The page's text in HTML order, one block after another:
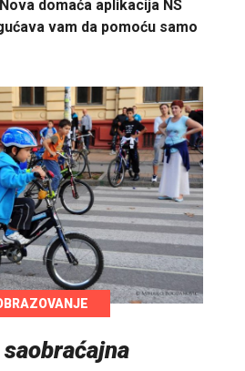
domaća aplikacija NS
vam da pomoću samo